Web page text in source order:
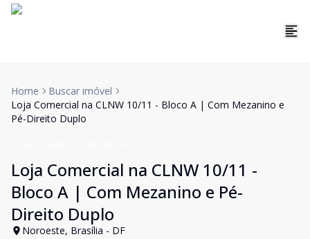
Home
Buscar imóvel
Loja Comercial na CLNW 10/11 - Bloco A | Com Mezanino e
Pé-Direito Duplo
Loja Comercial na CLNW 10/11 -
Bloco A | Com Mezanino e Pé-
Direito Duplo
Noroeste, Brasília - DF